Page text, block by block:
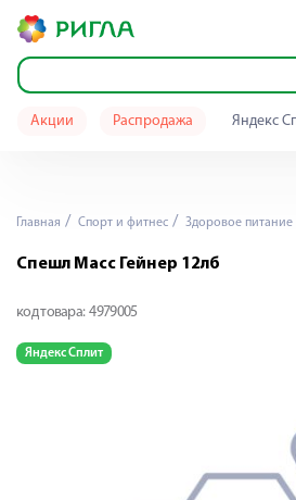
Акции Распродажа Яндекс
Главная Спорт и фитнес Здоровое питание
Спешл Масс Гейнер 12лб
код товара: 4979005
Яндекс Сплит